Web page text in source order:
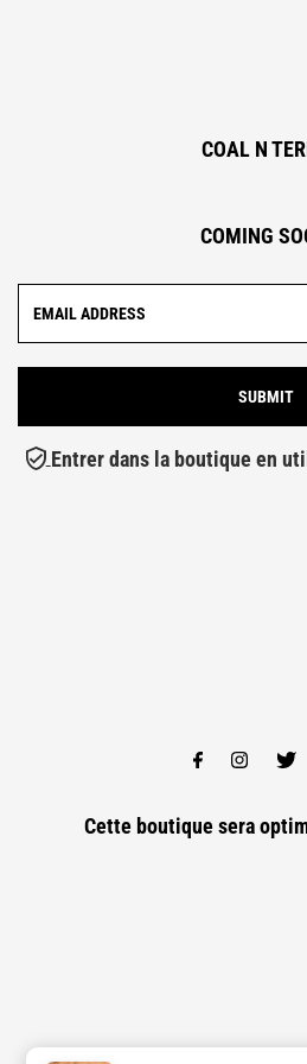
COAL N
COMING
Entrer dans la boutique en
Cette boutique sera